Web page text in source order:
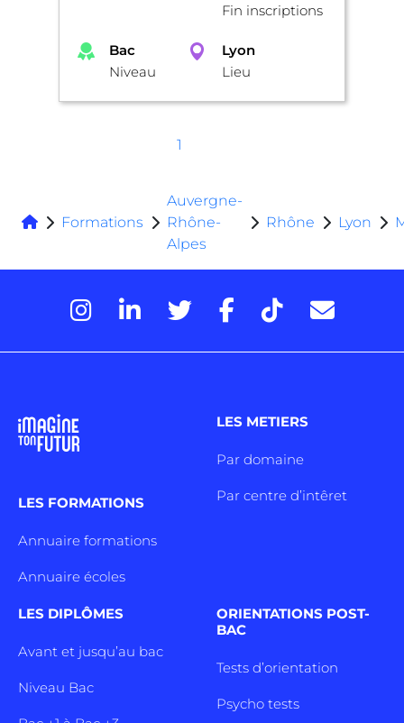
Fin inscriptions
Bac
Niveau
Lyon
Lieu
1
Formations
Auvergne-
Rhône-
Alpes
Rhône Lyon
LES FORMATIONS
Annuaire formations
Annuaire écoles
LES METIERS
Par domaine
Par centre d’intêret
LES DIPLÔMES
Avant et jusqu’au bac
Niveau Bac
ORIENTATIONS POST-
BAC
Tests d’orientation
Psycho tests